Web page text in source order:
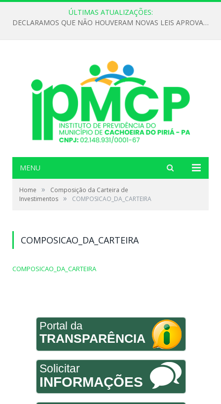
ÚLTIMAS ATUALIZAÇÕES:
DECLARAMOS QUE NÃO HOUVERAM NOVAS LEIS APROVADAS ATÉ O MOMENTO PARA O INSTITUTO DE PREVIDÊNCIA NO ANO DE 2026
MENU
Home »
Composição da Carteira de
Investimentos » COMPOSICAO_DA_CARTEIRA
COMPOSICAO_DA_CARTEIRA
COMPOSICAO_DA_CARTEIRA
Portal da
TRANSPARÊNCIA
Solicitar
INFORMAÇÕES